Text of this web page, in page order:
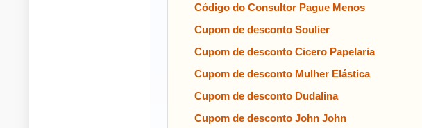
Código do Consultor Pague Menos
Cupom de desconto Soulier
Cupom de desconto Cicero Papelaria
Cupom de desconto Mulher Elástica
Cupom de desconto Dudalina
Cupom de desconto John John